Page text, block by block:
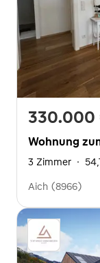
330.000
Wohnung
3 Zimmer ·
Aich (8966)